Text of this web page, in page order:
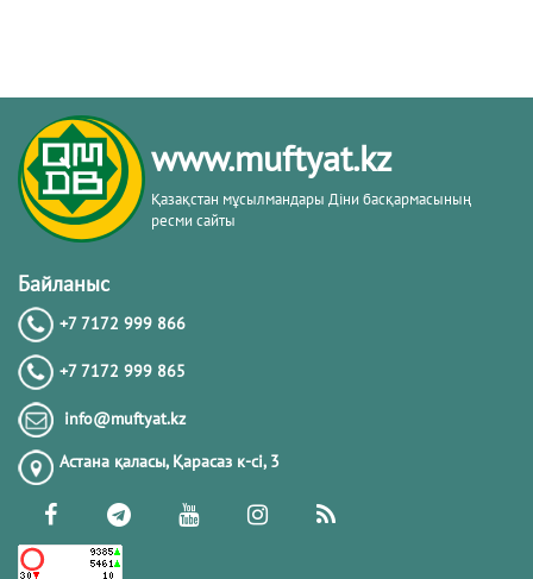
www.muftyat.kz
Қазақстан мұсылмандары Діни басқармасының
ресми сайты
Байланыс
+7 7172 999 866
+7 7172 999 865
info@muftyat.kz
Астана қаласы, Қарасаз к-сi, 3